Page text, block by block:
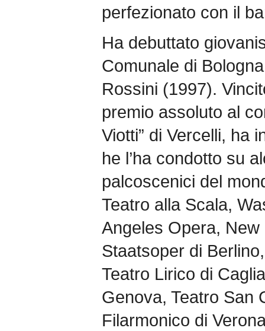
perfezionato con il
Ha debuttato
Comunale di
Rossini (1997).
premio assoluto al
Viotti” di Vercelli, ha
he l’ha condotto su
palcoscenici del
Teatro alla Scala,
Angeles Opera, New
Staatsoper di
Teatro Lirico di
Genova, Teatro San
Filarmonico di